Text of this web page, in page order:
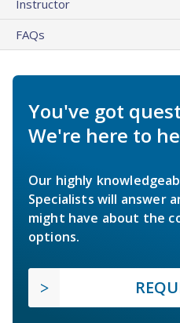
Instructor
FAQs
You've got
We're here to
Our highly
Specialists will answer
might have about the
options.